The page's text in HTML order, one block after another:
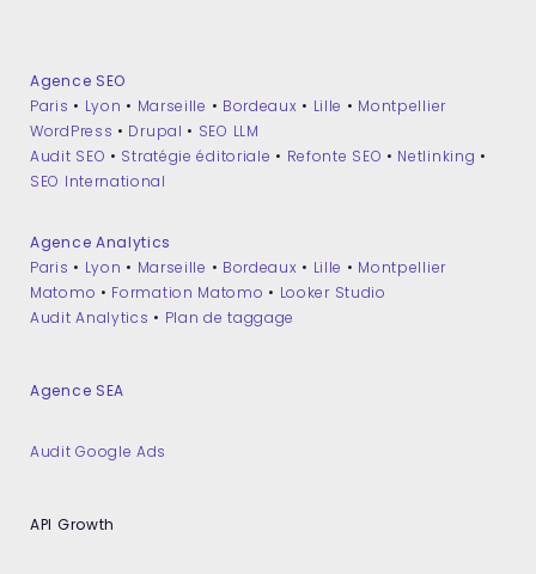
Agence SEO
Paris • Lyon • Marseille • Bordeaux • Lille • Montpellier
WordPress • Drupal • SEO LLM
Audit SEO • Stratégie éditoriale • Refonte SEO • Netlinking •
SEO International
Agence Analytics
Paris • Lyon • Marseille • Bordeaux • Lille • Montpellier
Matomo • Formation Matomo • Looker Studio
Audit Analytics • Plan de taggage
Agence SEA
Audit Google Ads
API Growth